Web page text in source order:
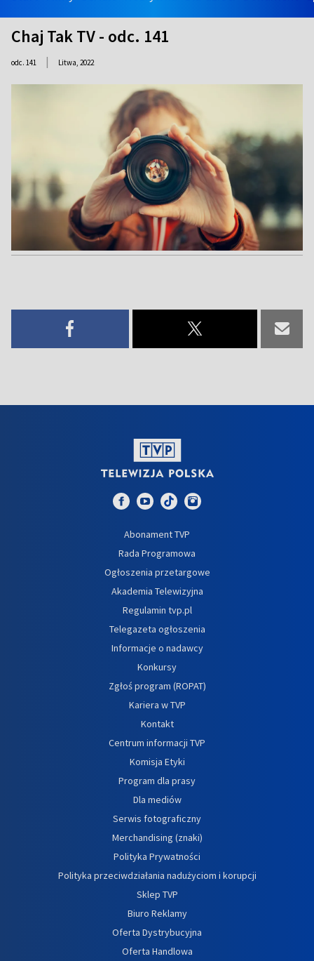
Chaj Tak TV - odc. 141
odc. 141 | Litwa, 2022
Abonament TVP
Rada Programowa
Ogłoszenia przetargowe
Akademia Telewizyjna
Regulamin tvp.pl
Telegazeta ogłoszenia
Informacje o nadawcy
Konkursy
Zgłoś program (ROPAT)
Kariera w TVP
Kontakt
Centrum informacji TVP
Komisja Etyki
Program dla prasy
Dla mediów
Serwis fotograficzny
Merchandising (znaki)
Polityka Prywatności
Polityka przeciwdziałania nadużyciom i korupcji
Sklep TVP
Biuro Reklamy
Oferta Dystrybucyjna
Oferta Handlowa